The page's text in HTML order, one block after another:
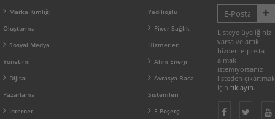
Marka Kimliği
Oluşturma
Sosyal Medya
Yönetimi
Dijital
Pazarlama
İnternet
Yedilioğlu
Pixer Sağlık
Hizmetleri
Ahm Enerji
Avrasya Baca
Sistemleri
E-Poşetçi
Listeye üyeliğiniz
varsa ve artık
bizden e-posta
almak
istemiyorsanız
listeden çıkartmak
için tıklayın.